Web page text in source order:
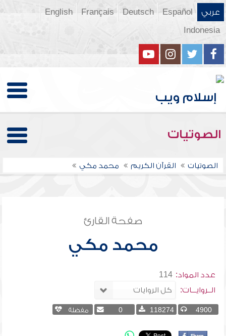
عربي Español
Deutsch
Français
English
Indonesia
الصوتيات
الصوتيات القرآن الكريم محمد مكي
صفحة القارئ
محمد مكي
عدد المواد: 114
الــروايـــات:
4900
118274
0 مفضلة